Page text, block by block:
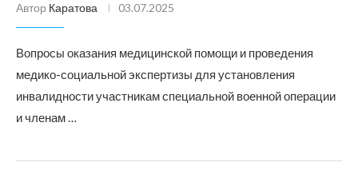
Автор Каратова 03.07.2025
Вопросы оказания медицинской помощи и проведения
медико-социальной экспертизы для установления
инвалидности участникам специальной военной операции
и членам …